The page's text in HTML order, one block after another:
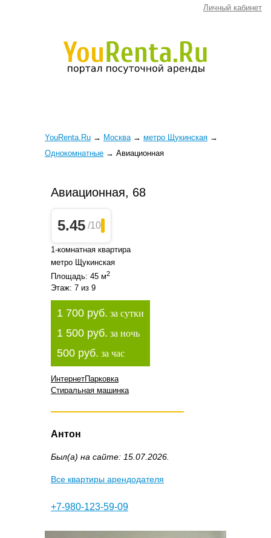
Личный кабинет
YouRenta.Ru → Москва → метро Щукинская →
Однокомнатные → Авиационная
Авиационная, 68
5.45 /10
1-комнатная квартира
метро Щукинская
Площадь: 45 м2
Этаж: 7 из 9
1 700 руб. за сутки
1 500 руб. за ночь
500 руб. за час
ИнтернетПарковка
Стиральная машинка
Антон
Был(а) на сайте: 15.07.2026.
Все квартиры арендодателя
+7-980-123-59-09